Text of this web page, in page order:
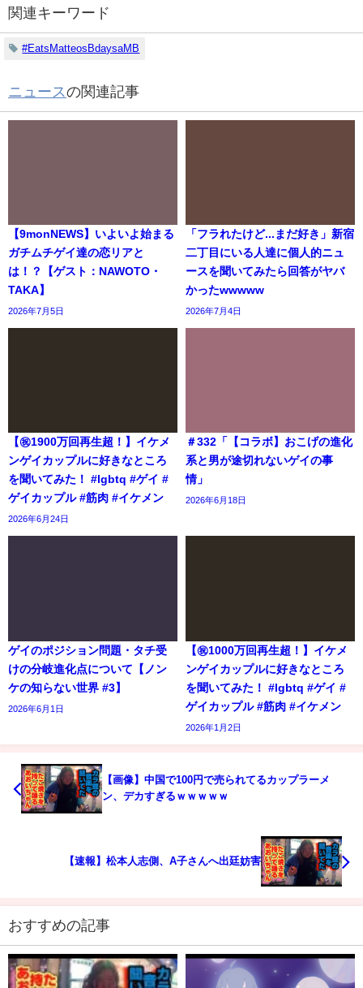
関連キーワード
#EatsMatteosBdaysaMB
ニュースの関連記事
【9monNEWS】いよいよ始まる
ガチムチゲイ達の恋リアと
は！？【ゲスト：NAWOTO・
TAKA】
2026年7月5日
「フラれたけど...まだ好き」新宿
二丁目にいる人達に個人的ニュ
ースを聞いてみたら回答がヤバ
かったwwwww
2026年7月4日
【㊗️1900万回再生超！】イケメ
ンゲイカップルに好きなところ
を聞いてみた！ #lgbtq #ゲイ #
ゲイカップル #筋肉 #イケメン
2026年6月24日
＃332「【コラボ】おこげの進化
系と男が途切れないゲイの事
情」
2026年6月18日
ゲイのポジション問題・タチ受
けの分岐進化点について【ノン
ケの知らない世界 #3】
2026年6月1日
【㊗️1000万回再生超！】イケメ
ンゲイカップルに好きなところ
を聞いてみた！ #lgbtq #ゲイ #
ゲイカップル #筋肉 #イケメン
2026年1月2日
【画像】中国で100円で売られてるカップラーメ
ン、デカすぎるｗｗｗｗｗ
【速報】松本人志側、A子さんへ出廷妨害
おすすめの記事